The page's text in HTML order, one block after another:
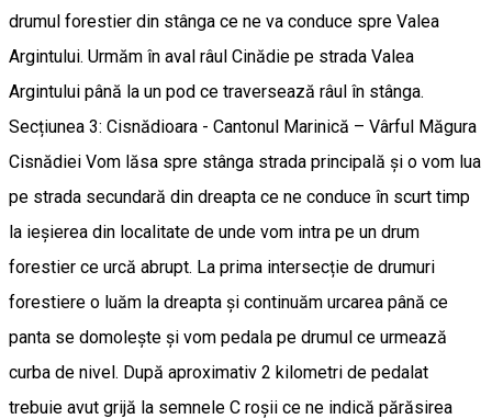
drumul forestier din stânga ce ne va conduce spre Valea
Argintului. Urmăm în aval râul Cinădie pe strada Valea
Argintului până la un pod ce traversează râul în stânga.
Secțiunea 3: Cisnădioara - Cantonul Marinică – Vârful Măgura
Cisnădiei Vom lăsa spre stânga strada principală și o vom lua
pe strada secundară din dreapta ce ne conduce în scurt timp
la ieșierea din localitate de unde vom intra pe un drum
forestier ce urcă abrupt. La prima intersecție de drumuri
forestiere o luăm la dreapta și continuăm urcarea până ce
panta se domolește și vom pedala pe drumul ce urmează
curba de nivel. După aproximativ 2 kilometri de pedalat
trebuie avut grijă la semnele C roșii ce ne indică părăsirea